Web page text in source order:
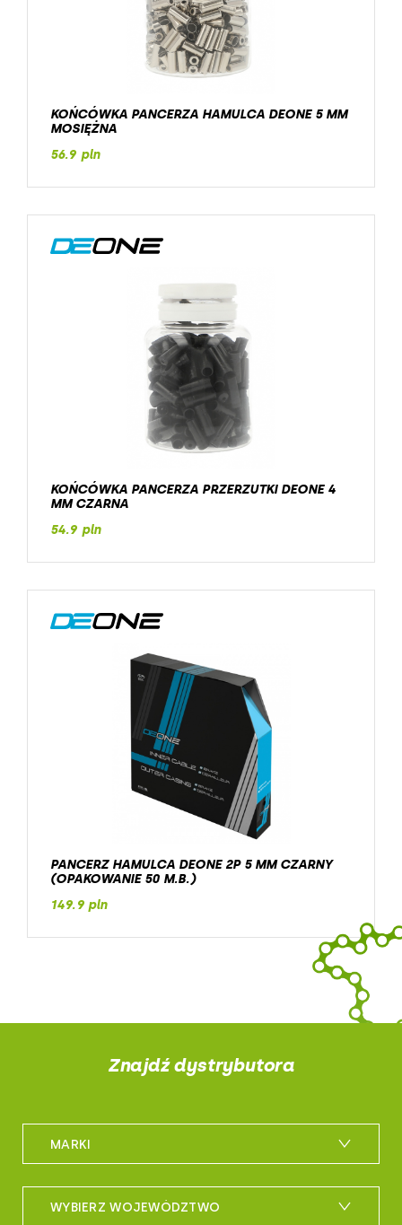
KOŃCÓWKA PANCERZA HAMULCA DEONE 5 MM
MOSIĘŻNA
56.9 pln
KOŃCÓWKA PANCERZA PRZERZUTKI DEONE 4
MM CZARNA
54.9 pln
PANCERZ HAMULCA DEONE 2P 5 MM CZARNY
(OPAKOWANIE 50 M.B.)
149.9 pln
Znajdź dystrybutora
MARKI
m_bike
WYBIERZ WOJEWÓDZTWO